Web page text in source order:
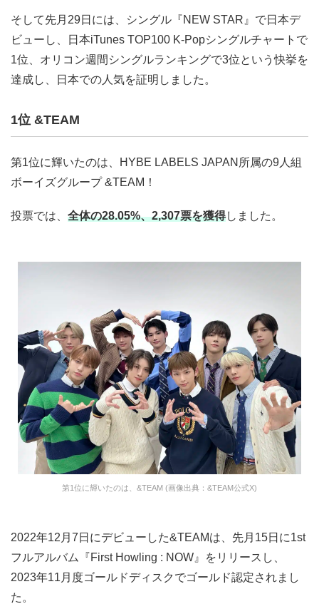
そして先月29日には、シングル『NEW STAR』で日本デ
ビューし、日本iTunes TOP100 K-Popシングルチャートで
1位、オリコン週間シングルランキングで3位という快挙を
達成し、日本での人気を証明しました。
1位 &TEAM
第1位に輝いたのは、HYBE LABELS JAPAN所属の9人組
ボーイズグループ &TEAM！
投票では、 全体の28.05%、2,307票を獲得しました。
第1位に輝いたのは、&TEAM (画像出典：&TEAM公式X)
2022年12月7日にデビューした&TEAMは、先月15日に1st
フルアルバム『First Howling : NOW』をリリースし、
2023年11月度ゴールドディスクでゴールド認定されまし
た。